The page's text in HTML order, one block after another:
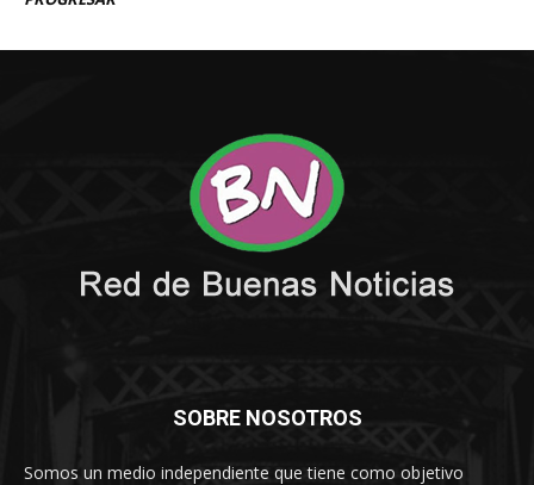
SOBRE NOSOTROS
Somos un medio independiente que tiene como objetivo